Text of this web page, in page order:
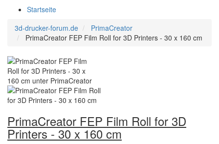
Startseite
3d-drucker-forum.de
PrimaCreator
PrimaCreator FEP Film Roll for 3D Printers - 30 x 160 cm
PrimaCreator FEP Film Roll for 3D
Printers - 30 x 160 cm